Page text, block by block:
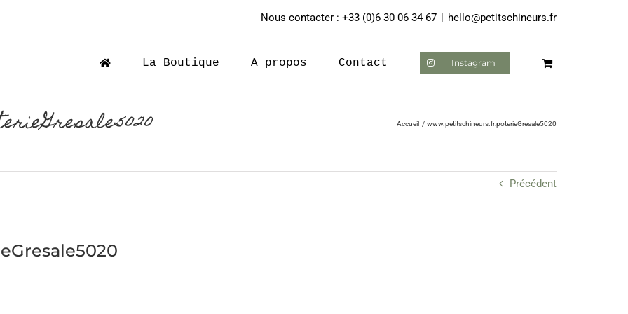
Nous contacter : +33 (0)6 30 06 34 67 | hello@petitschineurs.fr
La Boutique A propos Contact Instagram
Accueil www.petitschineurs.fr:poterieGresale5020
Précédent